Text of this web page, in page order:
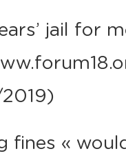
jail for
fines «